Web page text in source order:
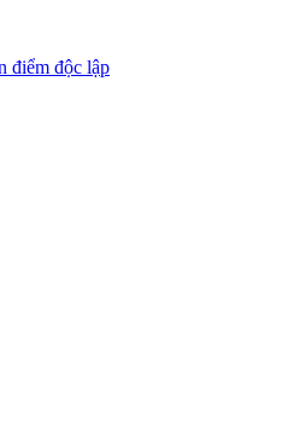
điểm độc lập